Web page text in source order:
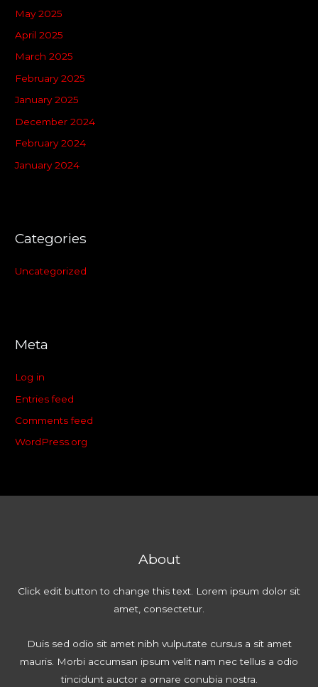
May 2025
April 2025
March 2025
February 2025
January 2025
December 2024
February 2024
January 2024
Categories
Uncategorized
Meta
Log in
Entries feed
Comments feed
WordPress.org
About
Click edit button to change this text. Lorem ipsum dolor sit
amet, consectetur.
Duis sed odio sit amet nibh vulputate cursus a sit amet
mauris. Morbi accumsan ipsum velit nam nec tellus a odio
tincidunt auctor a ornare conubia nostra.